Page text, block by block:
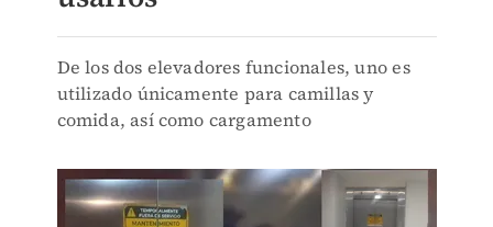
De los dos elevadores funcionales, uno es
utilizado únicamente para camillas y
comida, así como cargamento